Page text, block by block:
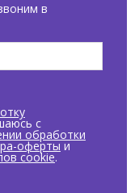
в
с
обработки
оферты и
cookie.